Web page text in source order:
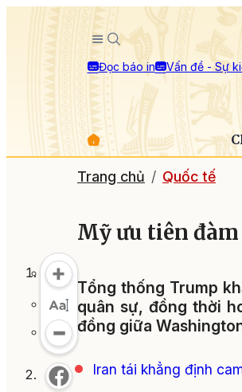
Đọc báo in Vấn đề - Sự
Trang chủ Quốc tế
Mỹ ưu tiên
Tổng thống Trump
quân sự, đồng thời
đồng giữa
Iran tái khẳng định